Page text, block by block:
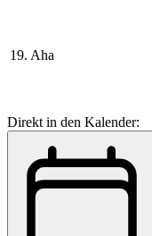
19. Aha
Direkt in den Kalender: